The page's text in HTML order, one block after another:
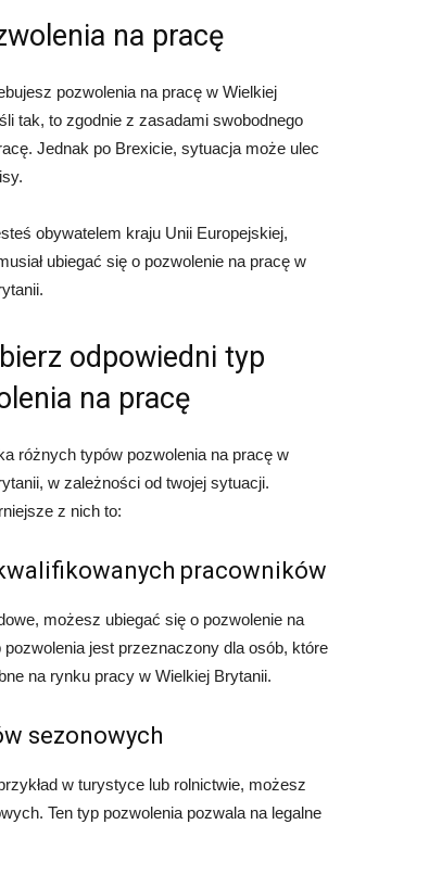
na pracę
pozwolenia na pracę w Wielkiej
tak, to zgodnie z zasadami swobodnego
Jednak po Brexicie, sytuacja może ulec
obywatelem kraju Unii Europejskiej,
ubiegać się o pozwolenie na pracę w
odpowiedni typ
na pracę
różnych typów pozwolenia na pracę w
w zależności od twojej sytuacji.
z nich to:
pracowników
możesz ubiegać się o pozwolenie na
jest przeznaczony dla osób, które
na rynku pracy w Wielkiej Brytanii.
sezonowych
w turystyce lub rolnictwie, możesz
Ten typ pozwolenia pozwala na legalne